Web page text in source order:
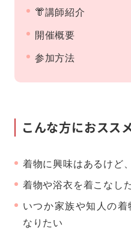
👘講師紹介
開催概要
参加方法
こんな方におスス
着物に興味はあるけど
着物や浴衣を着こなし
いつか家族や知人の
なりたい